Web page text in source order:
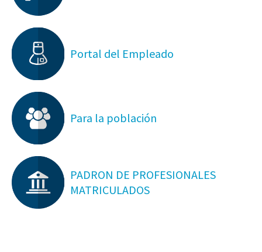
Portal del Empleado
Para la población
PADRON DE PROFESIONALES
MATRICULADOS